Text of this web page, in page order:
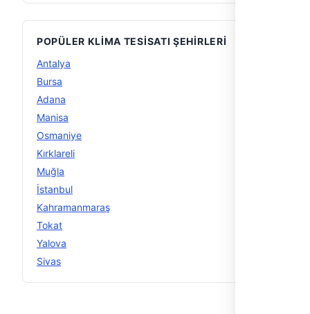
POPÜLER KLIMA TESISATI ŞEHIRLERI
Antalya
Bursa
Adana
Manisa
Osmaniye
Kırklareli
Muğla
İstanbul
Kahramanmaraş
Tokat
Yalova
Sivas